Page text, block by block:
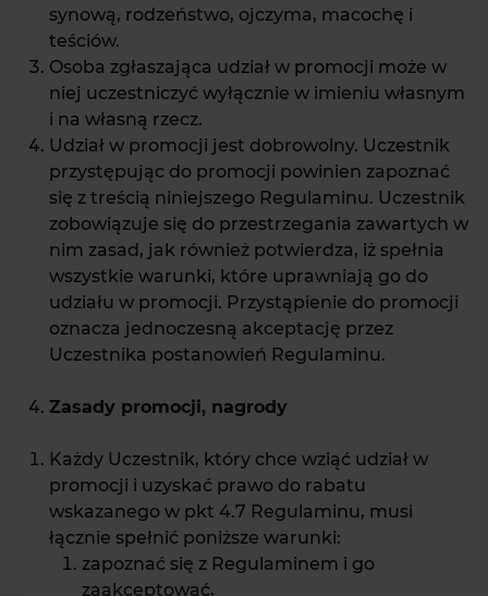
synową, rodzeństwo, ojczyma, macochę i
teściów.
Osoba zgłaszająca udział w promocji może w
niej uczestniczyć wyłącznie w imieniu własnym
i na własną rzecz.
Udział w promocji jest dobrowolny. Uczestnik
przystępując do promocji powinien zapoznać
się z treścią niniejszego Regulaminu. Uczestnik
zobowiązuje się do przestrzegania zawartych w
nim zasad, jak również potwierdza, iż spełnia
wszystkie warunki, które uprawniają go do
udziału w promocji. Przystąpienie do promocji
oznacza jednoczesną akceptację przez
Uczestnika postanowień Regulaminu.
Zasady promocji, nagrody
Każdy Uczestnik, który chce wziąć udział w
promocji i uzyskać prawo do rabatu
wskazanego w pkt 4.7 Regulaminu, musi
łącznie spełnić poniższe warunki:
zapoznać się z Regulaminem i go
zaakceptować,